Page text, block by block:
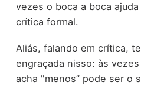
vezes o boca a boca
crítica formal.
Aliás, falando em crítica,
engraçada nisso: às
acha "menos” pode ser o